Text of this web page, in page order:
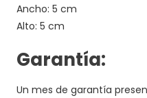
Ancho: 5 cm
Alto: 5 cm
Garantía:
Un mes de garantía